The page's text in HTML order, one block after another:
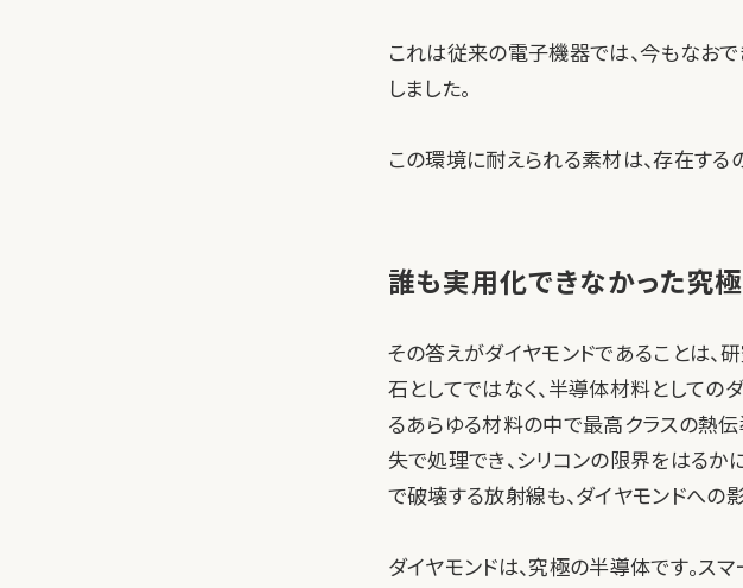
これは従来の電子機器では、今もなお
しました。
この環境に耐えられる素材は、存在す
誰も実用化できなかった究
その答えがダイヤモンドであることは、
石としてではなく、半導体材料としての
るあらゆる材料の中で最高クラスの熱
失で処理でき、シリコンの限界をはる
で破壊する放射線も、ダイヤモンドへの
ダイヤモンドは、究極の半導体です。ス